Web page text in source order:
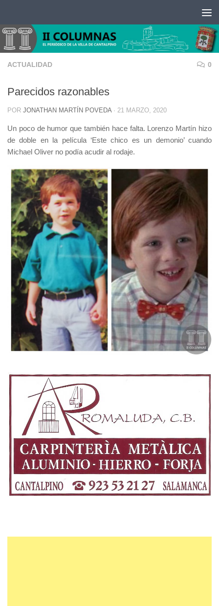
ACTUALIDAD 0
Parecidos razonables
POR JONATHAN MARTÍN POVEDA · 21 MARZO, 2020
Un poco de humor que también hace falta. Lorenzo Martín hizo
de doble en la película ‘Este chico es un demonio’ cuando
Michael Oliver no podía acudir al rodaje.